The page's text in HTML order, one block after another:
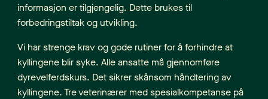
informasjon er tilgjengelig. Dette brukes til
forbedringstiltak og utvikling.
Vi har strenge krav og gode rutiner for å forhindre at
kyllingene blir syke. Alle ansatte må gjennomføre
dyrevelferdskurs. Det sikrer skånsom håndtering av
kyllingene. Tre veterinærer med spesialkompetanse på